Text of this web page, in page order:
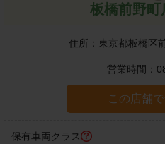
板橋前野町
住所： 東京都板橋区
営業時間：
この店舗
保有車両クラス